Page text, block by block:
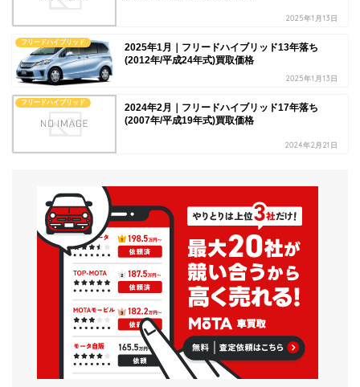
2025年1月13日
フリードハイブリッド
2025年1月｜フリードハイブリッド13年落ち
(2012年/平成24年式)買取価格
2025年1月13日
フリードハイブリッド
2024年2月｜フリードハイブリッド17年落ち
(2007年/平成19年式)買取価格
2024年2月21日